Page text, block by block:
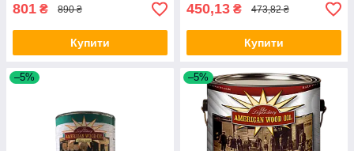
801 ₴ 890 ₴
Купити
450,13 ₴ 473,82 ₴
Купити
–5% –5%